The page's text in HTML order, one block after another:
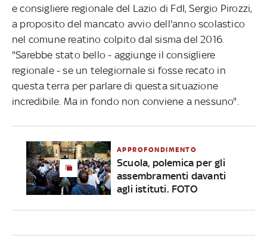
e consigliere regionale del Lazio di FdI, Sergio Pirozzi,
a proposito del mancato avvio dell'anno scolastico
nel comune reatino colpito dal sisma del 2016.
"Sarebbe stato bello - aggiunge il consigliere
regionale - se un telegiornale si fosse recato in
questa terra per parlare di questa situazione
incredibile. Ma in fondo non conviene a nessuno".
APPROFONDIMENTO
Scuola, polemica per gli
assembramenti davanti
agli istituti. FOTO